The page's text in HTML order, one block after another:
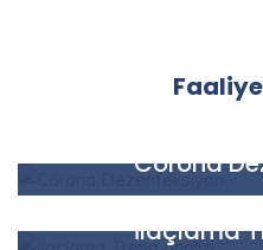
Corona
İlaçlama